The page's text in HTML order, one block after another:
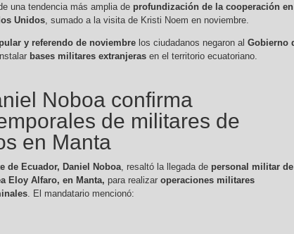
una tendencia más amplia de profundización de la cooperación en
Unidos, sumado a la visita de Kristi Noem en noviembre.
y referendo de noviembre los ciudadanos negaron al Gobierno
bases militares extranjeras en el territorio ecuatoriano.
Noboa confirma
de militares de
en Manta
de Ecuador, Daniel Noboa, resaltó la llegada de personal militar de
Eloy Alfaro, en Manta, para realizar operaciones militares
. El mandatario mencionó: